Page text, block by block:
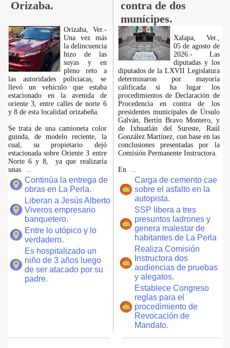
Orizaba.
contra de dos
munícipes.
Orizaba, Ver.-
Una vez más
la delincuencia
hizo de las
suyas y en
pleno reto a
las autoridades policiacas, se
llevó un vehículo que estaba
estacionado en la avenida de
oriente 3, entre calles de norte 6
y 8 de esta localidad orizabeña.
Se trata de una camioneta color
guinda, de modelo reciente, la
cual, su propietario dejó
estacionada sobre Oriente 3 entre
Norte 6 y 8, ya que realizaría
unas
Continúa la entrega de
obras en La Perla.
Liberan a Jesús Alberto
Viveros empresario
banquetero.
Entre lo utópico y lo
verdadero.
Es hospitalizado un
niño de 3 años luego
de ser atacado por su
padre.
Xalapa, Ver.,
05 de agosto de
2026.- Las
diputadas y los
diputados de la LXVII Legislatura
determinaron por mayoría
calificada si ha lugar los
procedimientos de Declaración de
Procedencia en contra de los
presidentes municipales de Úrsulo
Galván, Bertín Bravo Montero, y
de Ixhuatlán del Sureste, Raúl
González Martínez, con base en las
conclusiones presentadas por la
Comisión Permanente Instructora.
En
Carga de cemento cae
sobre el asfalto en la
autopista.
SSP libera a tres
presuntos ladrones y
genera malestar de
habitantes de La Perla
Realiza Comisión
Instructora dos
audiencias de pruebas
y alegatos.
Establece Congreso
reglas para el
procedimiento de
Revocación de
Mandato.